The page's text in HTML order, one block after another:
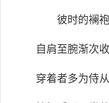
彼时的襕
自肩至腕渐次
穿着者多为侍